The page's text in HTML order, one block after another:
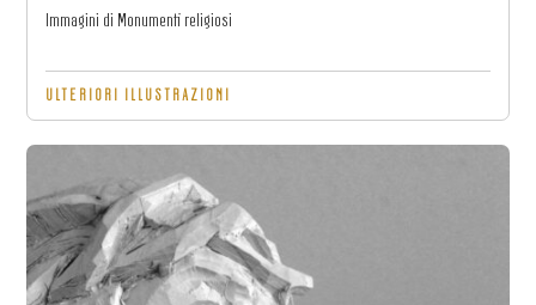
Immagini di Monumenti religiosi
ULTERIORI ILLUSTRAZIONI